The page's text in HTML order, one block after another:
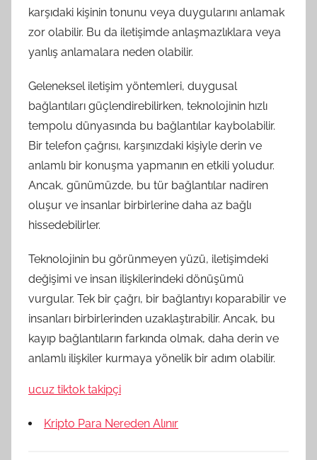
karşıdaki kişinin tonunu veya duygularını anlamak
zor olabilir. Bu da iletişimde anlaşmazlıklara veya
yanlış anlamalara neden olabilir.
Geleneksel iletişim yöntemleri, duygusal
bağlantıları güçlendirebilirken, teknolojinin hızlı
tempolu dünyasında bu bağlantılar kaybolabilir.
Bir telefon çağrısı, karşınızdaki kişiyle derin ve
anlamlı bir konuşma yapmanın en etkili yoludur.
Ancak, günümüzde, bu tür bağlantılar nadiren
oluşur ve insanlar birbirlerine daha az bağlı
hissedebilirler.
Teknolojinin bu görünmeyen yüzü, iletişimdeki
değişimi ve insan ilişkilerindeki dönüşümü
vurgular. Tek bir çağrı, bir bağlantıyı koparabilir ve
insanları birbirlerinden uzaklaştırabilir. Ancak, bu
kayıp bağlantıların farkında olmak, daha derin ve
anlamlı ilişkiler kurmaya yönelik bir adım olabilir.
ucuz tiktok takipçi
Kripto Para Nereden Alınır